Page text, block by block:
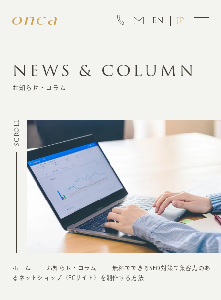
EN JP
INFORMATION
CREATION
MARKETING
NEWS & COLUMN
お知らせ・コラム
SCROLL
ホーム お知らせ・コラム
無料でできるSEO対策で集客力のあ
るネットショップ（ECサイト）を制作する方法